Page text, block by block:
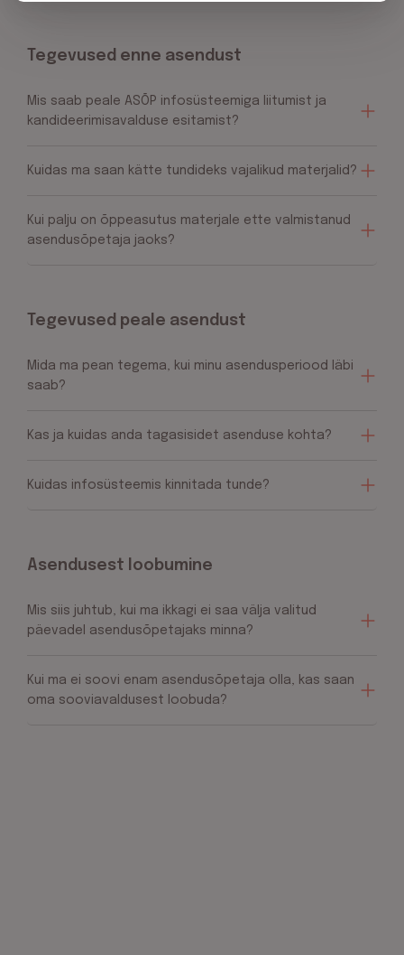
Tegevused enne asendust
Mis saab peale ASÕP infosüsteemiga liitumist ja
kandideerimisavalduse esitamist?
Kuidas ma saan kätte tundideks vajalikud materjalid?
Kui palju on õppeasutus materjale ette valmistanud
asendusõpetaja jaoks?
Tegevused peale asendust
Mida ma pean tegema, kui minu asendusperiood läbi
saab?
Kas ja kuidas anda tagasisidet asenduse kohta?
Kuidas infosüsteemis kinnitada tunde?
Asendusest loobumine
Mis siis juhtub, kui ma ikkagi ei saa välja valitud
päevadel asendusõpetajaks minna?
Kui ma ei soovi enam asendusõpetaja olla, kas saan
oma sooviavaldusest loobuda?